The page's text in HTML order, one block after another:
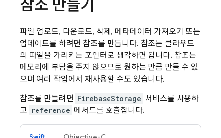
참조 만들기
파일 업로드, 다운로드, 삭제, 메타데이터 가져오기 또는
업데이트를 하려면 참조를 만듭니다. 참조는 클라우드
의 파일을 가리키는 포인터로 생각하면 됩니다. 참조는
메모리에 부담을 주지 않으므로 원하는 만큼 만들 수 있
으며 여러 작업에서 재사용할 수도 있습니다.
참조를 만들려면 FirebaseStorage 서비스를 사용하
고 reference 메서드를 호출합니다.